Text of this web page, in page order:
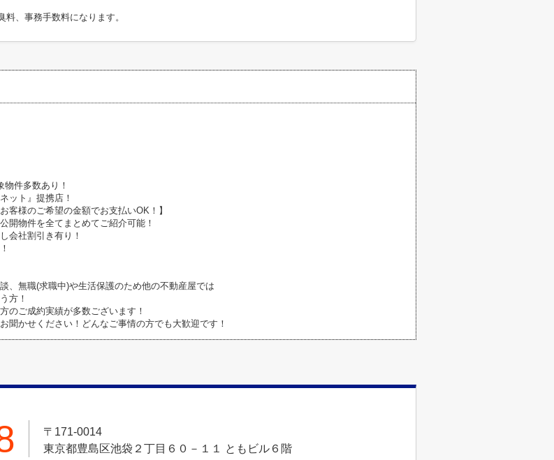
、事務手数料になります。
件多数あり！
ット』提携店！
様のご希望の金額でお支払いOK！】
開物件を全てまとめてご紹介可能！
会社割引き有り！
、無職(求職中)や生活保護のため他の不動産屋では
方！
のご成約実績が多数ございます！
聞かせください！どんなご事情の方でも大歓迎です！
〒171-0014
東京都豊島区池袋２丁目６０－１１ ともビル６階